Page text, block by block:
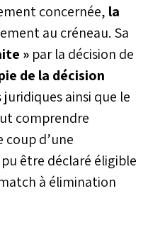
concernée, la
au créneau. Sa
» par la décision de
de la décision
ainsi que le
comprendre
d’une
être déclaré éligible
à élimination